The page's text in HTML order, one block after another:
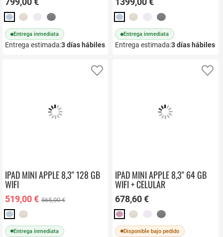
Entrega inmediata
Entrega estimada:3días hábiles
Entrega inmediata
Entrega estimada:3días hábiles
IPAD MINI APPLE 8,3" 128 GB
WIFI
519,00 € 565,00 €
Entrega inmediata
IPAD MINI APPLE 8,3" 64 GB
WIFI + CELULAR
678,60 €
Disponible bajo pedido